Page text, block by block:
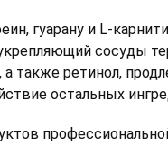
гуарану и L-
сосуды
а также ретинол,
остальных